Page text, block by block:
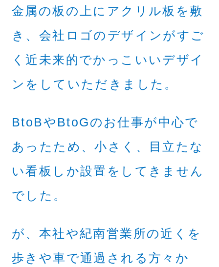
金属の板の上にアクリル板を敷
き、会社ロゴのデザインがすご
く近未来的でかっこいいデザイ
ンをしていただきました。
BtoBやBtoGのお仕事が中心で
あったため、小さく、目立たな
い看板しか設置をしてきません
でした。
が、本社や紀南営業所の近くを
歩きや車で通過される方々か